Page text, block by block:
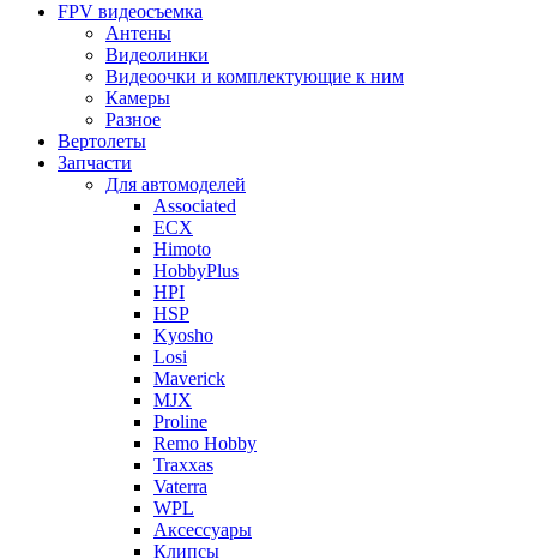
FPV видеосъемка
Антены
Видеолинки
Видеоочки и комплектующие к ним
Камеры
Разное
Вертолеты
Запчасти
Для автомоделей
Associated
ECX
Himoto
HobbyPlus
HPI
HSP
Kyosho
Losi
Maverick
MJX
Proline
Remo Hobby
Traxxas
Vaterra
WPL
Аксессуары
Клипсы